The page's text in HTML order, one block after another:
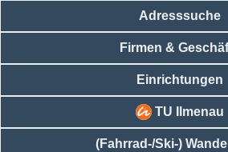
Adresssuche
Firmen &
Einrichtungen
TU Ilmenau
(Fahrrad-/Ski-)